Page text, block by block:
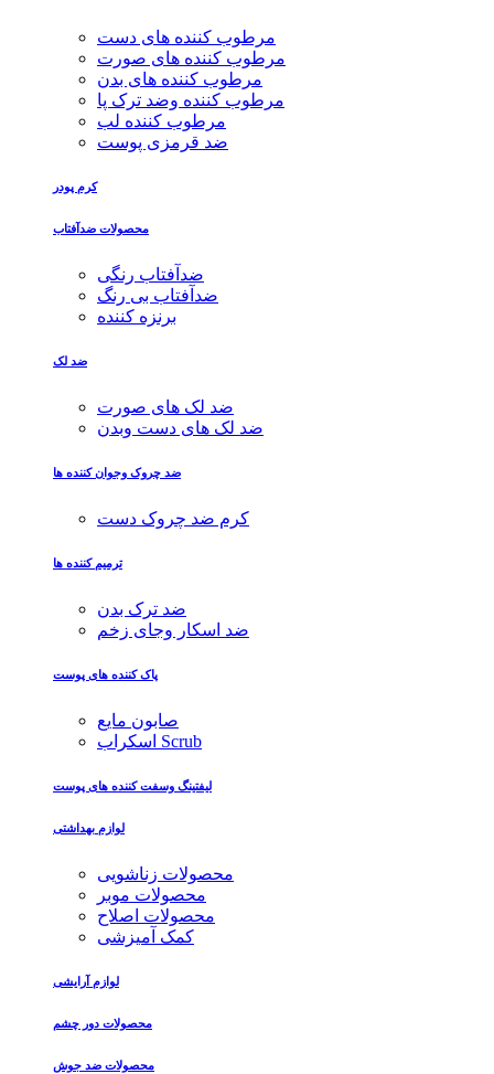
مرطوب کننده های دست
مرطوب کننده های صورت
مرطوب کننده های بدن
مرطوب کننده وضد ترک پا
مرطوب کننده لب
ضد قرمزی پوست
کرم پودر
محصولات ضدآفتاب
ضدآفتاب رنگی
ضدآفتاب بی رنگ
برنزه کننده
ضد لک
ضد لک های صورت
ضد لک های دست وبدن
ضد چروک وجوان کننده ها
کرم ضد چروک دست
ترمیم کننده ها
ضد ترک بدن
ضد اسکار وجای زخم
پاک کننده های پوست
صابون مایع
اسکراب Scrub
لیفتینگ وسفت کننده های پوست
لوازم بهداشتی
محصولات زناشویی
محصولات موبر
محصولات اصلاح
کمک آمیزشی
لوازم آرایشی
محصولات دور چشم
محصولات ضد جوش